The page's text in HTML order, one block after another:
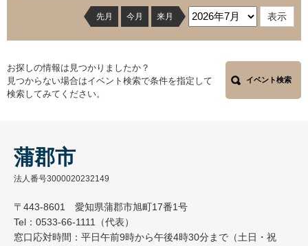
先月 今月 来月
お探しの情報は見つかりましたか？
見つからない場合はイベント検索で条件を指定して
検索してみてください。
イベント検索
蒲郡市
法人番号3000020232149
〒443-8601 愛知県蒲郡市旭町17番1号
Tel：0533-66-1111（代表）
窓口応対時間：平日午前9時から午後4時30分まで（土日・祝